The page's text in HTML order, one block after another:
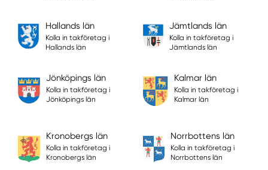
Hallands län
Kolla in takföretag i
Hallands län
Jämtlands län
Kolla in takföretag i
Jämtlands län
Jönköpings län
Kolla in takföretag i
Jönköpings län
Kalmar län
Kolla in takföretag i
Kalmar län
Kronobergs län
Kolla in takföretag i
Kronobergs län
Norrbottens län
Kolla in takföretag i
Norrbottens län